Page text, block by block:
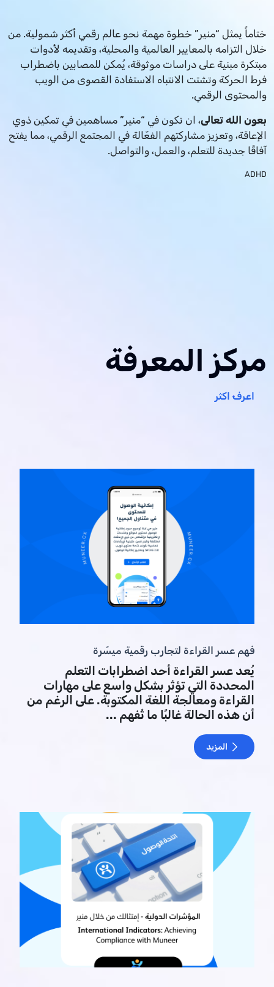
ختاماً يمثل “منير” خطوة مهمة نحو عالم رقمي أكثر شمولية. من
خلال التزامه بالمعايير العالمية والمحلية، وتقديمه لأدوات
مبتكرة مبنية على دراسات موثوقة، يُمكن للمصابين باضطراب
فرط الحركة وتشتت الانتباه الاستفادة القصوى من الويب
والمحتوى الرقمي.
بعون الله تعالى، ان نكون في “منير” مساهمين في تمكين ذوي
الإعاقة، وتعزيز مشاركتهم الفعّالة في المجتمع الرقمي، مما يفتح
آفاقًا جديدة للتعلم، والعمل، والتواصل.
ADHD
مركز المعرفة
اعرف اكثر
فهم عسر القراءة لتجارب رقمية ميسّرة
يُعد عسر القراءة أحد اضطرابات التعلم
المحددة التي تؤثر بشكل واسع على مهارات
القراءة ومعالجة اللغة المكتوبة. على الرغم من
أن هذه الحالة غالبًا ما تُفهم ...
المزيد